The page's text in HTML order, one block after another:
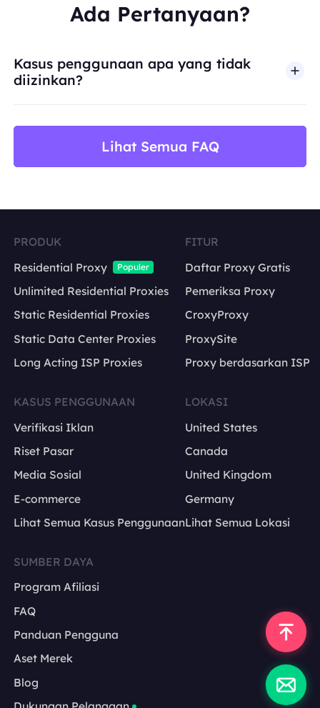
Ada Pertanyaan?
Kasus penggunaan apa yang tidak
diizinkan?
Lihat Semua FAQ
PRODUK
Residential Proxy
Populer
Unlimited Residential Proxies
Static Residential Proxies
Static Data Center Proxies
Long Acting ISP Proxies
FITUR
Daftar Proxy Gratis
Pemeriksa Proxy
CroxyProxy
ProxySite
Proxy berdasarkan ISP
KASUS PENGGUNAAN
Verifikasi Iklan
Riset Pasar
Media Sosial
E-commerce
Lihat Semua Kasus Penggunaan
LOKASI
United States
Canada
United Kingdom
Germany
Lihat Semua Lokasi
SUMBER DAYA
Program Afiliasi
FAQ
Panduan Pengguna
Aset Merek
Blog